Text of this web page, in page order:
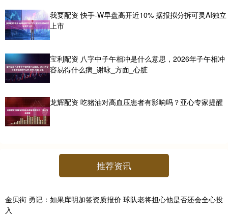
我要配资 快手-W早盘高开近10% 据报拟分拆可灵AI独立
上市
宝利配资 八字中子午相冲是什么意思，2026年子午相冲
容易得什么病_谢咏_方面_心脏
龙辉配资 吃猪油对高血压患者有影响吗？亚心专家提醒
推荐资讯
金贝街 勇记：如果库明加签资质报价 球队老将担心他是否还会全心投
入